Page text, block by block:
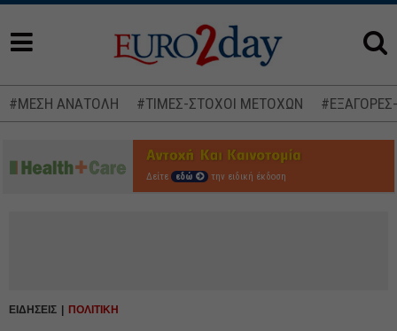
#ΜΕΣΗ ΑΝΑΤΟΛΗ #ΤΙΜΕΣ-ΣΤΟΧΟΙ ΜΕΤΟΧΩΝ
Δείτε εδώ την ειδική έκδοση
ΕΙΔΗΣΕΙΣ ΠΟΛΙΤΙΚΗ